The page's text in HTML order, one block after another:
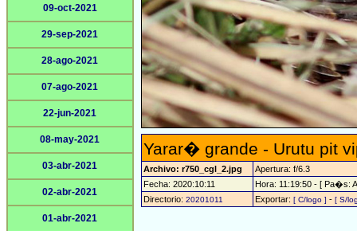
09-oct-2021
29-sep-2021
28-ago-2021
07-ago-2021
22-jun-2021
08-may-2021
03-abr-2021
02-abr-2021
01-abr-2021
Yarar� grande - Urutu pit
Archivo: r750_cgl_2.jpg
Apertura: f/6.3
Fecha: 2020:10:11
Hora: 11:19:50 - [ Pa�s:
Directorio: 20201011 Exportar: [ C/logo ] - [ S/